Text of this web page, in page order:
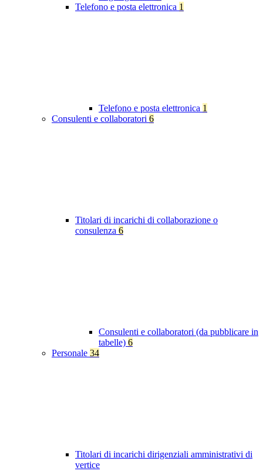
Telefono e posta elettronica 1
Telefono e posta elettronica 1
Consulenti e collaboratori 6
Titolari di incarichi di collaborazione o
consulenza 6
Consulenti e collaboratori (da pubblicare in
tabelle) 6
Personale 34
Titolari di incarichi dirigenziali amministrativi di
vertice